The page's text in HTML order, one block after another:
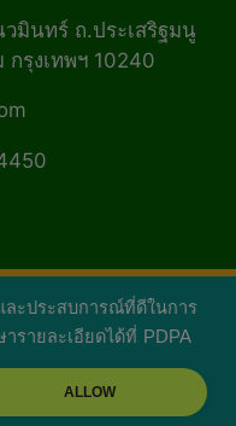
ะประสบการณ์ที่ดีในการ
รายละเอียดได้ที่ PDPA
ALLOW
มินทร์ ถ.ประเสริฐมนู
รุงเทพฯ 10240
Plus mag | กรีน
มีชีวิต